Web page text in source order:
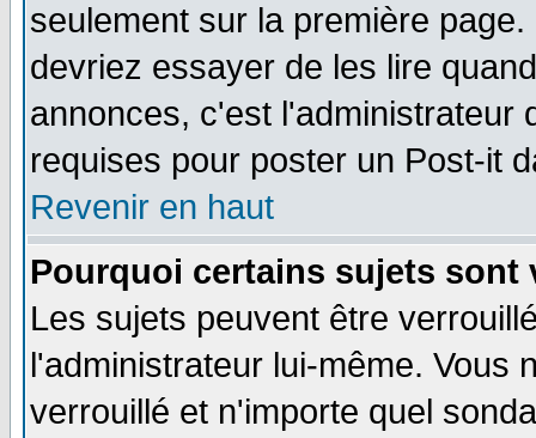
seulement sur la première
devriez essayer de les lire
annonces, c'est l'administrateur
requises pour poster un Post-it
Revenir en haut
Pourquoi certains sujets sont
Les sujets peuvent être
l'administrateur lui-même. Vous
verrouillé et n'importe quel